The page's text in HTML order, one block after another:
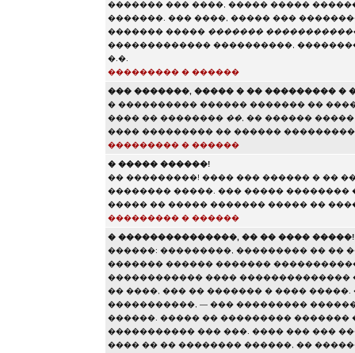
������� ��� ����, ����� �����
�������. ��� ����, ����� ���
������� ����� �������
������������� ����������,
�.�.
��������� � ������
��� �������, ����� � �� ��������� �
� ���������� ������ ������� ��
���� �� �������� ��, �� ������
���� ��������� �� ������
��������� � ������
� ����� ������!
�� ���������! ���� ��� ������ � ��
�������� �����. ��� ����� ��������
����� �� ����� ������� ����� ��
��������� � ������
� ���������������, �� �� ���� �����!
������: ���������, ��������� �� ��
������� ������ �������
������������ ����
�� ����, ��� �� ������� � ����
�����������, — ��� ���������
������. ����� �� ���������
����������� ��� ���. ���� ��� ���
���� �� �� �������� ������, ��